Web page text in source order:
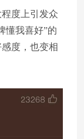
度上引发众
懂我喜好”的
度，也变相